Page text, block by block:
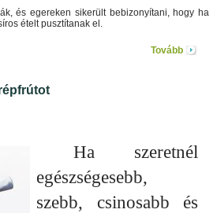
és egereken sikerült bebizonyítani, hogy ha
ételt pusztítanak el.
Tovább
Ha szeretnél
egészségesebb,
szebb, csinosabb és